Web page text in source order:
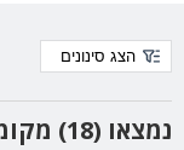
נמצאו (18) מקומות אירוח
הצג סינונים